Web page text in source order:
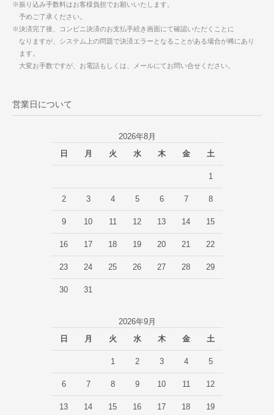
※振り込み手数料はお客様負担でお願いいたします。
予めご了承ください。
※決済完了後、コンビニ決済のお支払手続き画面にて確認いただくことに
なりますが、システム上の問題で決済エラーとなることがある場合が稀にあり
ます。
大変お手数ですが、お電話もしくは、メールにてお問い合せください。
営業日について
2026年8月
日
月 火 水 木 金 土
1
2 3 4 5 6 7 8
9 10 11 12 13 14 15
16 17 18 19 20 21 22
23 24 25 26 27 28 29
30 31
2026年9月
日
月 火 水 木 金 土
1 2 3 4 5
6 7 8 9 10 11 12
13 14 15 16 17 18 19